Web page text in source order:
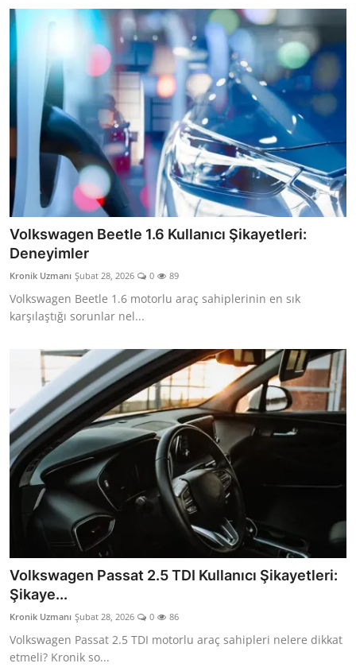
Volkswagen Beetle 1.6 Kullanıcı Şikayetleri:
Deneyimler
Kronik Uzmanı Şubat 28, 2026 0 89
Volkswagen Beetle 1.6 motorlu araç sahiplerinin en sık
karşılaştığı sorunlar nel...
Volkswagen Passat 2.5 TDI Kullanıcı Şikayetleri:
Şikaye...
Kronik Uzmanı Şubat 28, 2026 0 86
Volkswagen Passat 2.5 TDI motorlu araç sahipleri nelere dikkat
etmeli? Kronik so...